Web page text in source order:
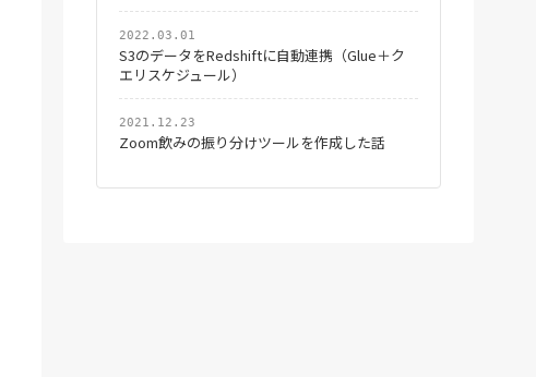
2022.03.01
S3のデータをRedshiftに自動連携（Glue＋ク
エリスケジュール）
2021.12.23
Zoom飲みの振り分けツールを作成した話